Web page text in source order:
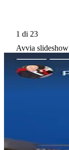
1 di 23
Avvia slideshow